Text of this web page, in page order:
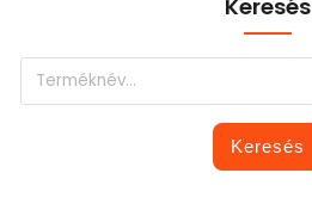
Keresés
Keresés